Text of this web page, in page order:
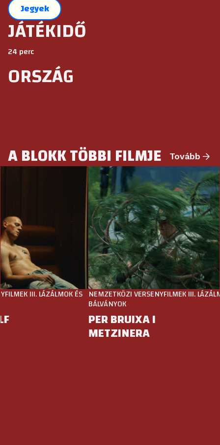
Jegyek
JÁTÉKIDŐ
24 perc
ORSZÁG
A BLOKK TÖBBI FILMJE Tovább
III. LÁZÁLMOK ÉS NEMZETKÖZI VERSENYFILMEK III.
BÁLVÁNYOK
PER BRUIXA I
METZINERA